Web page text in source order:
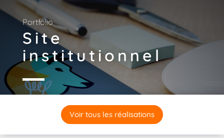
Portfolio
Site
institutionnel
Voir tous les réalisations